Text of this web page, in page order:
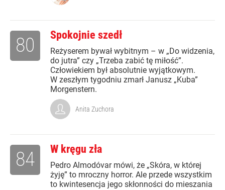
Spokojnie szedł
Reżyserem bywał wybitnym – w „Do widzenia,
do jutra” czy „Trzeba zabić tę miłość”.
Człowiekiem był absolutnie wyjątkowym.
W zeszłym tygodniu zmarł Janusz „Kuba”
Morgenstern.
80
Anita Zuchora
W kręgu zła
Pedro Almodóvar mówi, że „Skóra, w której
żyję” to mroczny horror. Ale przede wszystkim
to kwintesencja jego skłonności do mieszania
84